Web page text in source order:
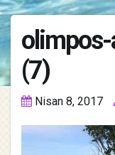
(7)
Nisan 8, 2017